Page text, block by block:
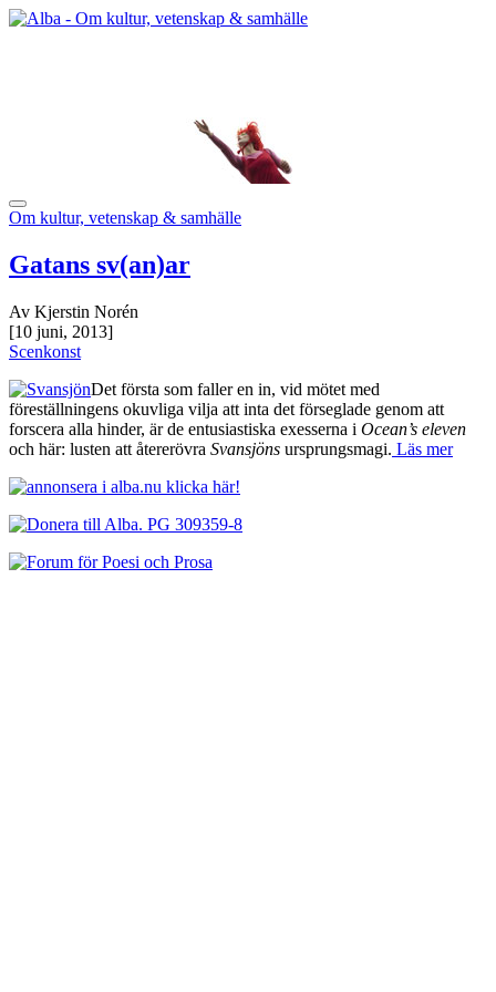
Om kultur, vetenskap & samhälle
Gatans sv(an)ar
Av Kjerstin Norén
[10 juni, 2013]
Scenkonst
Det första som faller en in, vid mötet med
föreställningens okuvliga vilja att inta det förseglade genom att
forscera alla hinder, är de entusiastiska exesserna i Ocean’s eleven
och här: lusten att återerövra Svansjöns ursprungsmagi. Läs mer